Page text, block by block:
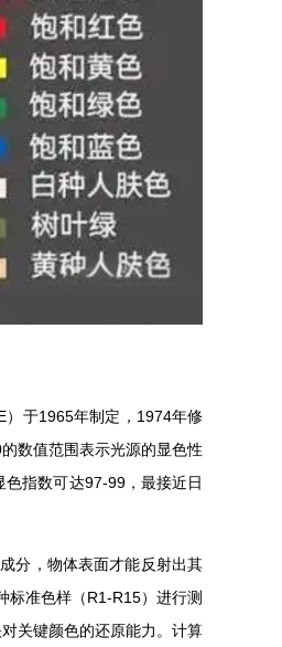
1965年制定，1974年修
的数值范围表示光源的显色性
指数可达97-99，最接近日
，物体表面才能反射出其
种标准色样（R1-R15）进行测
颜色的还原能力。计算